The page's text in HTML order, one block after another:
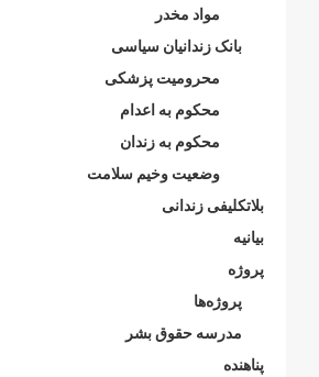
مواد مخدر
بانک زندانیان سیاسی
محرومیت پزشکی
محکوم بە اعدام
محکوم بە زندان
وضعیت وخیم سلامت
بلاتکلیفی زندانی
بیانیە
پروژە
پروژەها
مدرسە حقوق بشر
پناهنده